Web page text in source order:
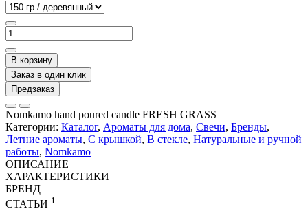
В корзину
Заказ в один клик
Предзаказ
Nomkamo hand poured candle FRESH GRASS
Категории: Каталог, Ароматы для дома, Свечи, Бренды,
Летние ароматы, С крышкой, В стекле, Натуральные и ручной
работы, Nomkamo
ОПИСАНИЕ
ХАРАКТЕРИСТИКИ
БРЕНД
СТАТЬИ 1